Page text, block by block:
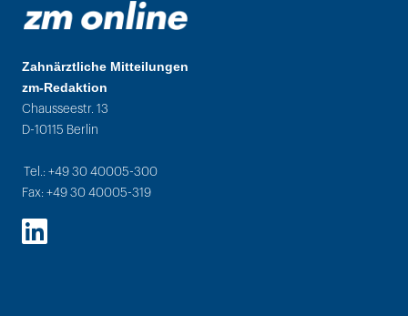
Zahnärztliche Mitteilungen
zm-Redaktion
Chausseestr. 13
D-10115 Berlin
Tel.: +49 30 40005-300
Fax: +49 30 40005-319
LinkedIn